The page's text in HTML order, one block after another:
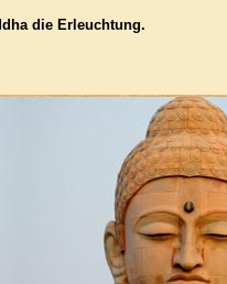
die Erleuchtung.